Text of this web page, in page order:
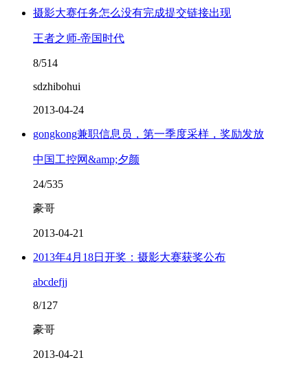
摄影大赛任务怎么没有完成提交链接出现
王者之师-帝国时代
8/514
sdzhibohui
2013-04-24
gongkong兼职信息员，第一季度采样，奖励发放
中国工控网&amp;夕颜
24/535
豪哥
2013-04-21
2013年4月18日开奖：摄影大赛获奖公布
abcdefjj
8/127
豪哥
2013-04-21